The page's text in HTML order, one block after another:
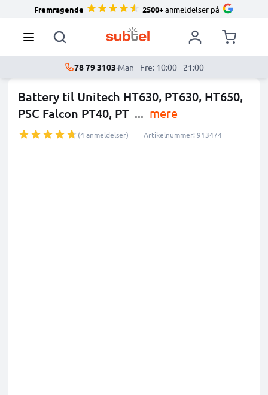
Fremragende 2500+anmeldelser på
78 79 3103·Man - Fre: 10:00 - 21:00
Battery til Unitech HT630, PT630, HT650,
PSC Falcon PT40, PT ... mere
(4 anmeldelser) Artikelnummer: 913474